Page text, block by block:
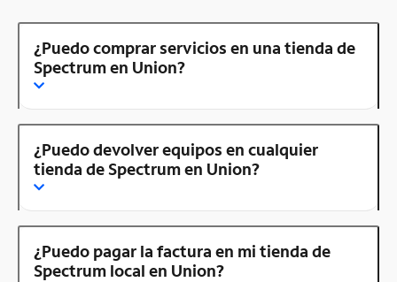
¿Puedo comprar servicios en una tienda de
Spectrum en Union?
¿Puedo devolver equipos en cualquier
tienda de Spectrum en Union?
¿Puedo pagar la factura en mi tienda de
Spectrum local en Union?